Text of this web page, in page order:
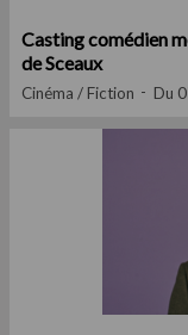
Casting comédien
de Sceaux
Cinéma / Fiction Du